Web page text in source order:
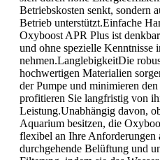
Betriebskosten senkt, sondern
Betrieb unterstützt.Einfache
Oxyboost APR Plus ist
und ohne spezielle Kenntnisse
nehmen.LanglebigkeitDie
hochwertigen Materialien
der Pumpe und minimieren
profitieren Sie langfristig von
Leistung.Unabhängig davon,
Aquarium besitzen, die
flexibel an Ihre Anforderungen
durchgehende Belüftung und